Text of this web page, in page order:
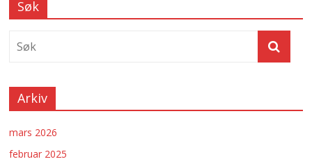
Søk
Arkiv
mars 2026
februar 2025